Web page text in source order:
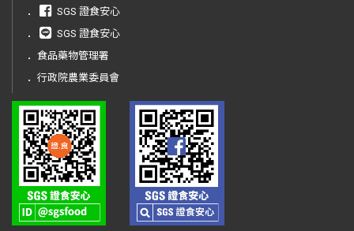
．
SGS 證食安心
．
SGS 證食安心
． 食品藥物管理署
． 行政院農業委員會